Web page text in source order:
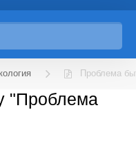
Проблема
"Проблема